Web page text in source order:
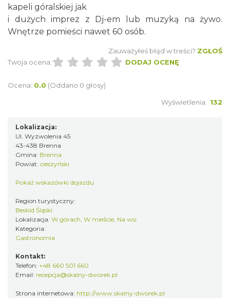
kapeli góralskiej jak
i dużych imprez z Dj-em lub muzyką na żywo.
Wnętrze pomieści nawet 60 osób.
Zauważyłeś błąd w treści? ZGŁOŚ
Twoja ocena:
DODAJ OCENĘ
Ocena: 0.0 (Oddano 0 głosy)
Wyświetlenia: 132
Lokalizacja:
Ul. Wyzwolenia 45
43-438 Brenna
Gmina: Brenna
Powiat: cieszyński
Pokaż wskazówki dojazdu
Region turystyczny:
Beskid Śląski
Lokalizacja: W górach, W mieście, Na wsi
Kategoria:
Gastronomia
Kontakt:
Telefon: +48 660 501 660
Email: recepcja@skalny-dworek.pl
Strona internetowa: http://www.skalny-dworek.pl